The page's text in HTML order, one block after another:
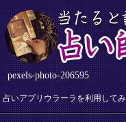
pexels-photo-206595
占いアプリウラーラを利用して